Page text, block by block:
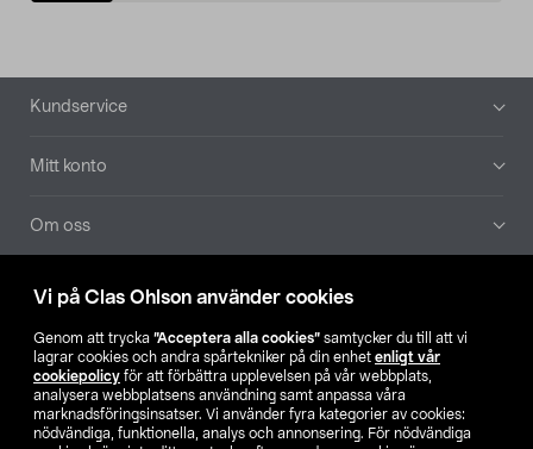
Vi på Clas Ohlson använder cookies
Genom att trycka ”Acceptera alla cookies” samtycker du till att vi
lagrar cookies och andra spårtekniker på din enhet enligt vår
cookiepolicy för att förbättra upplevelsen på vår webbplats,
analysera webbplatsens användning samt anpassa våra
marknadsföringsinsatser. Vi använder fyra kategorier av cookies:
nödvändiga, funktionella, analys och annonsering. För nödvändiga
Sidfot
Kundservice
Mitt konto
Om oss
Aktuellt
Våra bolag
Hitta butik